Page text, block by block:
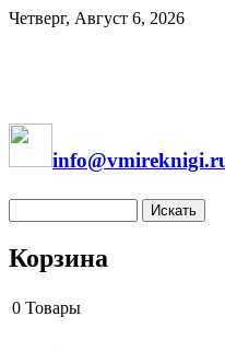
Четверг, Август 6, 2026
Корзина
0 Товары